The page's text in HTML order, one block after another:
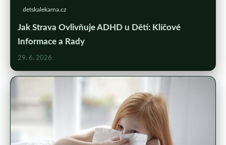
detskalekarna.cz
Jak Strava Ovlivňuje ADHD u Dětí: Klíčové
Informace a Rady
29. 6. 2026